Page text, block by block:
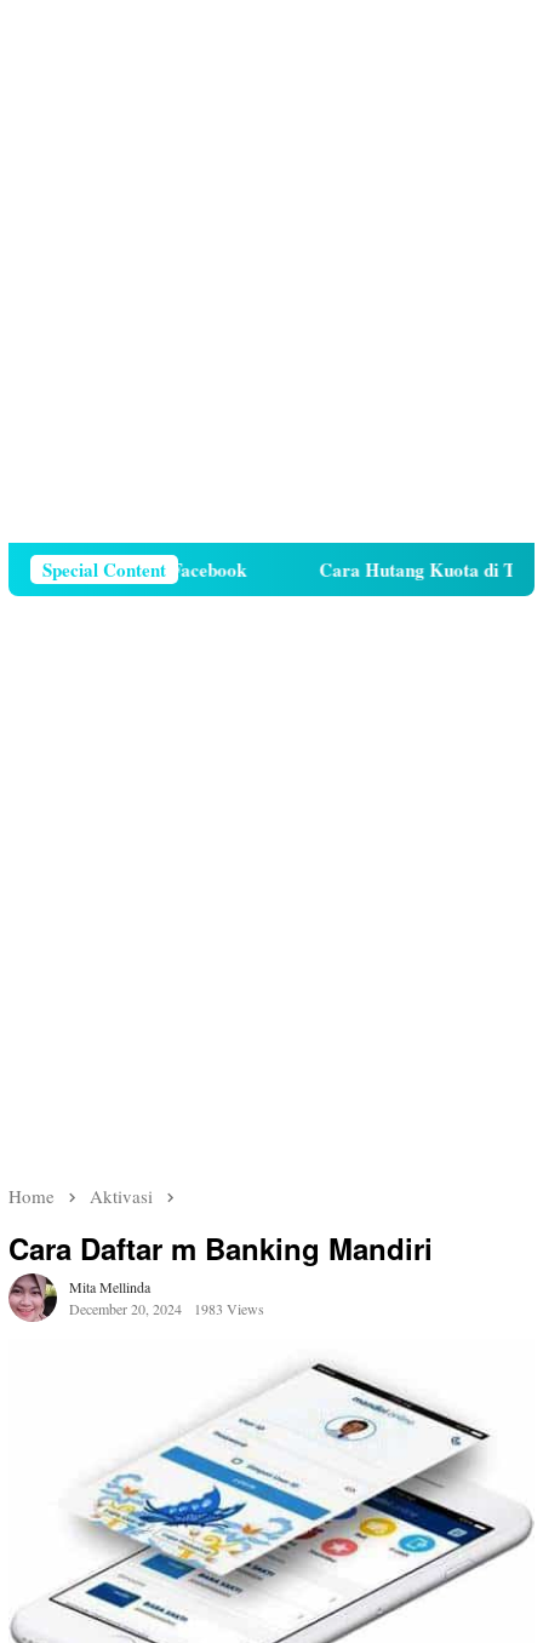
Special Content
Di Facebook Cara Hutang Kuota di Telkomsel
Home Aktivasi
Cara Daftar m Banking Mandiri
Mita Mellinda
December 20, 2024
1983 Views